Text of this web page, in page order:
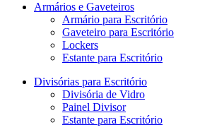
Armários e Gaveteiros
Armário para Escritório
Gaveteiro para Escritório
Lockers
Estante para Escritório
Divisórias para Escritório
Divisória de Vidro
Painel Divisor
Estante para Escritório